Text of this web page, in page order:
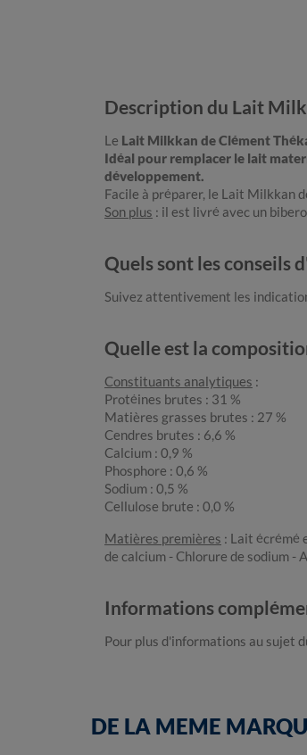
Description du Lait
Le Lait Milkkan de Clément
Idéal pour remplacer le lait
développement.
Facile à préparer, le Lait Milkkan
Son plus : il est livré avec un
Quels sont les conseils
Suivez attentivement les
Quelle est la
Constituants analytiques :
Protéines brutes : 31 %
Matières grasses brutes : 27 %
Cendres brutes : 6,6 %
Calcium : 0,9 %
Phosphore : 0,6 %
Sodium : 0,5 %
Cellulose brute : 0,0 %
Matières premières : Lait écrémé
de calcium - Chlorure de sodium -
Informations
Pour plus d'informations au sujet
DE LA MEME